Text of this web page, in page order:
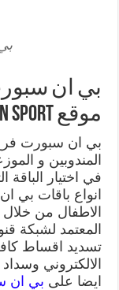
موقع bein sport الرسمي
بي ان سبورت
في اختيار
انواع باقات بي
الاطفال من
المعتمد لشبكة
تسديد اقساط
الالكتروني
ايضا على بي ان